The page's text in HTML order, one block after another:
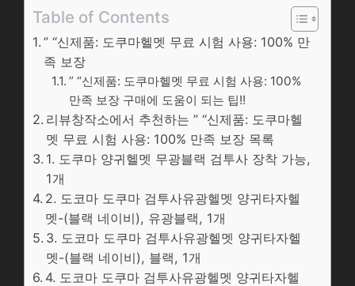
Table of Contents
” “신제품: 도쿠마헬멧 무료 시험 사용: 100% 만
족 보장
” “신제품: 도쿠마헬멧 무료 시험 사용: 100%
만족 보장 구매에 도움이 되는 팁!!
리뷰창작소에서 추천하는 ” “신제품: 도쿠마헬
멧 무료 시험 사용: 100% 만족 보장 목록
1. 도쿠마 양귀헬멧 무광블랙 검투사 장착 가능,
1개
2. 도코마 도쿠마 검투사유광헬멧 양귀타자헬
멧-(블랙 네이비), 유광블랙, 1개
3. 도코마 도쿠마 검투사유광헬멧 양귀타자헬
멧-(블랙 네이비), 블랙, 1개
4. 도코마 도쿠마 검투사유광헬멧 양귀타자헬